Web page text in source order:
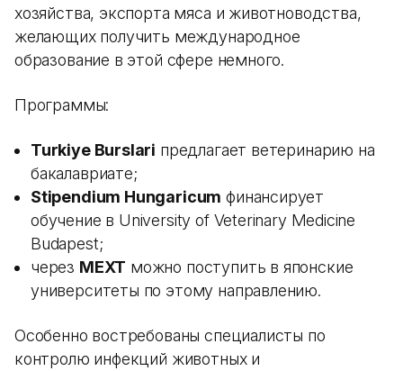
хозяйства, экспорта мяса и животноводства,
желающих получить международное
образование в этой сфере немного.
Программы:
Turkiye Burslari предлагает ветеринарию на
бакалавриате;
Stipendium Hungaricum финансирует
обучение в University of Veterinary Medicine
Budapest;
через MEXT можно поступить в японские
университеты по этому направлению.
Особенно востребованы специалисты по
контролю инфекций животных и